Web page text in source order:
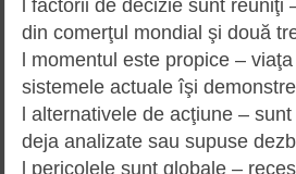
l factorii de decizie sunt reuniţi
din comerţul mondial şi două
l momentul este propice –
sistemele actuale îşi
l alternativele de acţiune –
deja analizate sau supuse
l pericolele sunt globale –